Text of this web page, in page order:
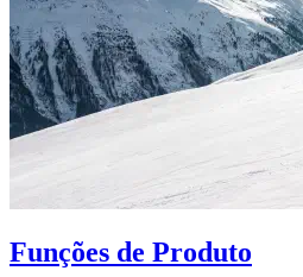
Funções de Produto